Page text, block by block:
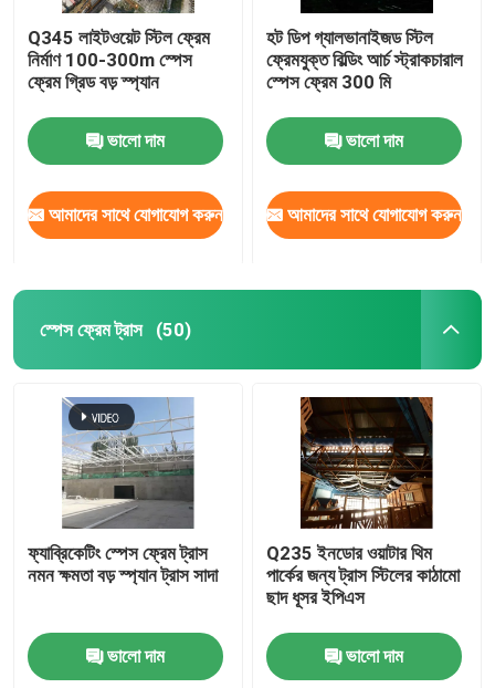
Q345 লাইটওয়েট স্টিল ফ্রেম
নির্মাণ 100-300m স্পেস
ফ্রেম গ্রিড বড় স্প্যান
ভালো দাম
আমাদের সাথে যোগাযোগ করুন
হট ডিপ গ্যালভানাইজড স্টিল
ফ্রেমযুক্ত বিল্ডিং আর্চ স্ট্রাকচারাল
স্পেস ফ্রেম 300 মি
ভালো দাম
আমাদের সাথে যোগাযোগ করুন
স্পেস ফ্রেম ট্রাস (50)
ফ্যাব্রিকেটিং স্পেস ফ্রেম ট্রাস
নমন ক্ষমতা বড় স্প্যান ট্রাস সাদা
ভালো দাম
Q235 ইনডোর ওয়াটার থিম
পার্কের জন্য ট্রাস স্টিলের কাঠামো
ছাদ ধূসর ইপিএস
ভালো দাম